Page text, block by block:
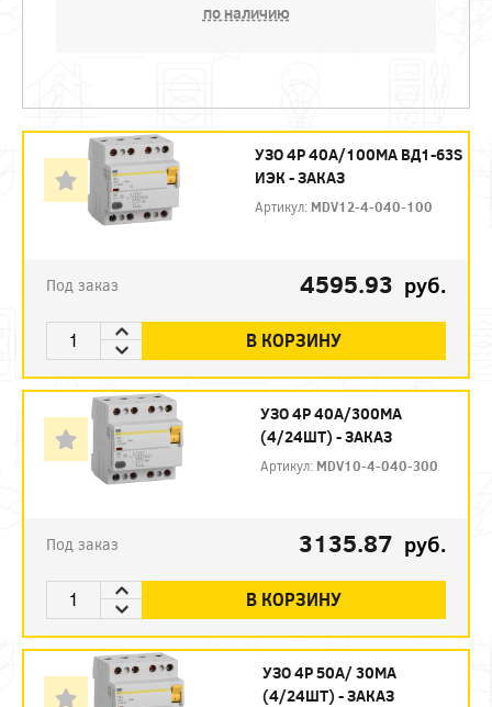
по наличию
УЗО 4P 40А/100МА ВД1-63S
ИЭК - ЗАКАЗ
Артикул: MDV12-4-040-100
Под заказ 4595.93 руб.
В КОРЗИНУ
УЗО 4P 40А/300МА
(4/24ШТ) - ЗАКАЗ
Артикул: MDV10-4-040-300
Под заказ 3135.87 руб.
В КОРЗИНУ
УЗО 4P 50А/ 30МА
(4/24ШТ) - ЗАКАЗ